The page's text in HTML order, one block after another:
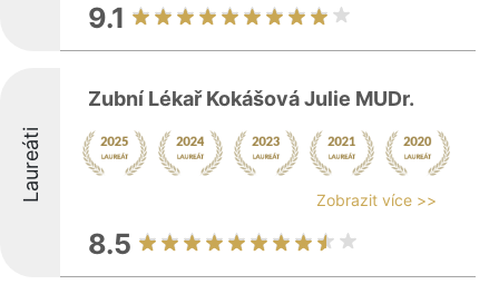
9.1
Laureáti
Zubní Lékař Kokášová Julie MUDr.
Zobrazit více >>
8.5